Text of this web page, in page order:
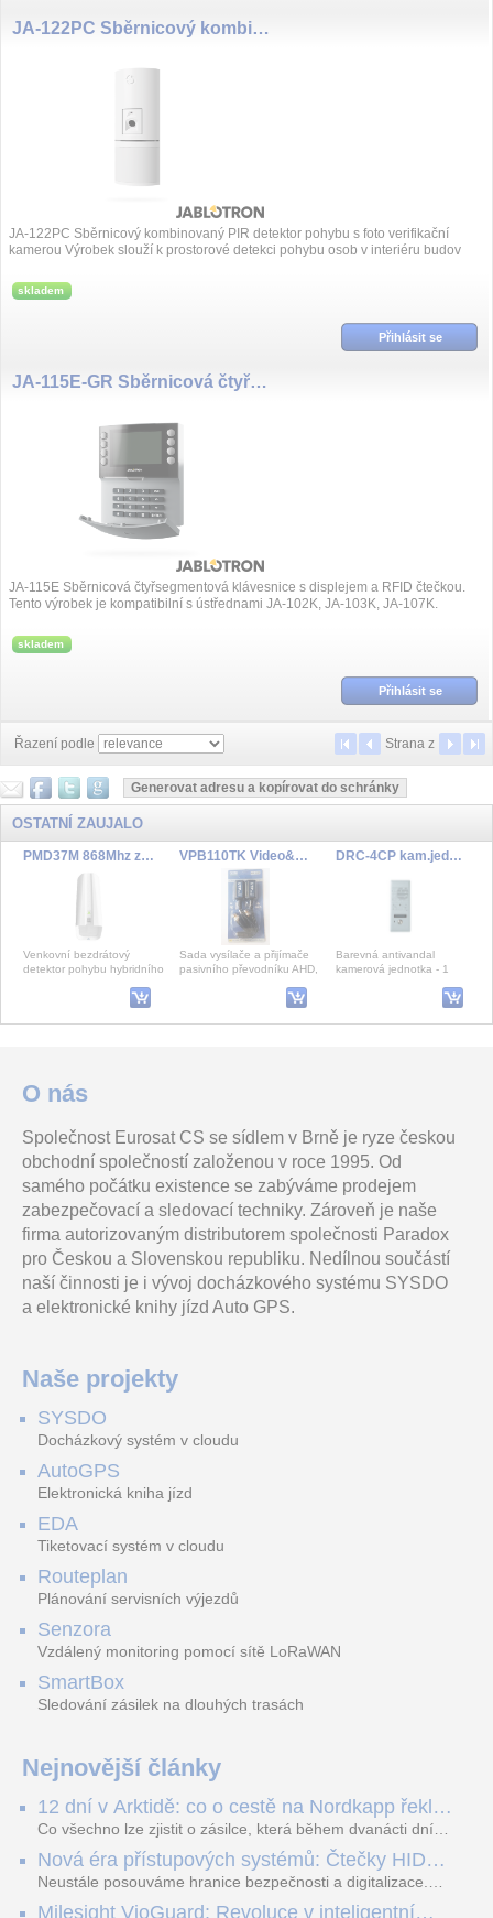
JA-122PC Sběrnicový kombinovaný PIR detektor pohybu s foto verifikační kamerou
JA-122PC Sběrnicový kombinovaný PIR detektor pohybu s foto verifikační
kamerou Výrobek slouží k prostorové detekci pohybu osob v interiéru budov
skladem
Přihlásit se
JA-115E-GR Sběrnicová čtyřsegmentová klávesnice s displejem a RFID čtečkou
JA-115E Sběrnicová čtyřsegmentová klávesnice s displejem a RFID čtečkou.
Tento výrobek je kompatibilní s ústřednami JA-102K, JA-103K, JA-107K.
skladem
Přihlásit se
Řazení podle Strana z
OSTATNÍ ZAUJALO
PMD37M 868Mhz záclona PIR detektor
Venkovní bezdrátový
detektor pohybu hybridního
Paradox M. Bezdrátovà
VPB110TK Video&Power Balun set
Sada vysílače a přijímače
pasivního převodníku AHD,
videosignálu pro přen
DRC-4CP kam.jednotka barevná
Barevná antivandal
kamerová jednotka - 1
povrchová montáž – ko
Venkovní IR závora, dosah
100m, trojitý prvek, volba 4
kanálu pro souběžnou
detekci, napájenà
A63 instalační krabice pro
kamery řady MINI kompakt
O nás
Společnost Eurosat CS se sídlem v Brně je ryze českou
obchodní společností založenou v roce 1995. Od
samého počátku existence se zabýváme prodejem
zabezpečovací a sledovací techniky. Zároveň je naše
firma autorizovaným distributorem společnosti Paradox
pro Českou a Slovenskou republiku. Nedílnou součástí
naší činnosti je i vývoj docházkového systému SYSDO
a elektronické knihy jízd Auto GPS.
Naše projekty
SYSDO
Docházkový systém v cloudu
AutoGPS
Elektronická kniha jízd
EDA
Tiketovací systém v cloudu
Routeplan
Plánování servisních výjezdů
Senzora
Vzdálený monitoring pomocí sítě LoRaWAN
SmartBox
Sledování zásilek na dlouhých trasách
Nejnovější články
12 dní v Arktidě: co o cestě na Nordkapp řekla
data ze SMARTBOX 2 MAX
Co všechno lze zjistit o zásilce, která během dvanácti dní
projede Arktidou? SMARTBOX 2 MAX jsme vzali na trasu z
Tromsø přes Lofoty, Kirunu a finské Laponsko až na
Nordkapp. Bez jediného dobití, v mrazu až −13 °C a mimo
Nová éra přístupových systémů: Čtečky HID
Signo
Neustále posouváme hranice bezpečnosti a digitalizace.
Milesight VioGuard: Revoluce v inteligentní